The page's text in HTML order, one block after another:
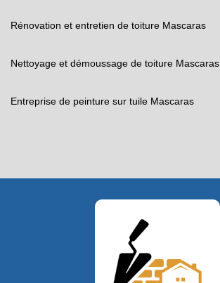
Rénovation et entretien de toiture Mascaras
Nettoyage et démoussage de toiture Mascaras
Entreprise de peinture sur tuile Mascaras